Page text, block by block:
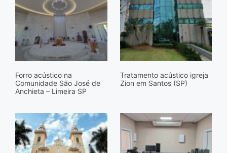
Forro acústico na
Comunidade São José de
Anchieta – Limeira SP
Tratamento acústico igreja
Zion em Santos (SP)